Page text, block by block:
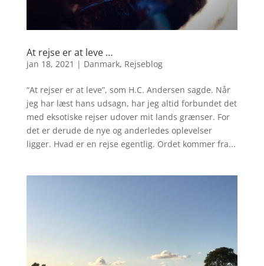
At rejse er at leve …
jan 18, 2021 | Danmark, Rejseblog
“At rejser er at leve”, som H.C. Andersen sagde. Når
jeg har læst hans udsagn, har jeg altid forbundet det
med eksotiske rejser udover mit lands grænser. For
det er derude de nye og anderledes oplevelser
ligger. Hvad er en rejse egentlig. Ordet kommer fra...